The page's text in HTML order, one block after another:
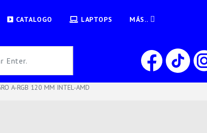
CATALOGO LAPTOPS MÁS..
A-RGB 120 MM INTEL-AMD